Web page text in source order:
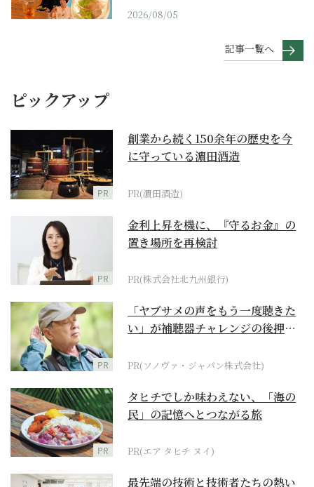
2026/08/05
記事一覧へ
ピックアップ
PR
創業から続く150余年の歴史を今
に守っている濵田酒造
PR(濵田酒造)
PR
金利上昇を機に、『守るお金』の
置き場所を再検討
PR(株式会社北九州銀行)
PR
「ヤブサメの声をもう一度聴きた
い」が補聴器チャレンジの後押し
PR(ソノヴァ・ジャパン株式会社)
PR
タヒチでしか味わえない、「海の
民」の記憶へとつながる旅
PR(エア タヒチ ヌイ)
最先端の技術と技術者たちの熱い